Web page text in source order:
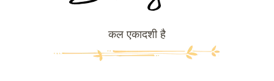
कल एकादशी है